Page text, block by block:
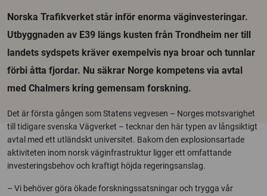
Norska Trafikverket står inför enorma väginvesteringar.
Utbyggnaden av E39 längs kusten från Trondheim ner till
landets sydspets kräver exempelvis nya broar och tunnlar
förbi åtta fjordar. Nu säkrar Norge kompetens via avtal
med Chalmers kring gemensam forskning.
Det är första gången som Statens vegvesen – Norges motsvarighet
till tidigare svenska Vägverket – tecknar den här typen av långsiktigt
avtal med ett utländskt universitet. Bakom den explosionsartade
aktiviteten inom norsk väginfrastruktur ligger ett omfattande
investeringsbehov och kraftigt höjda regeringsanslag.
– Vi behöver göra ökade forskningssatsningar och trygga vår